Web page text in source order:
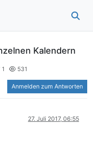
Kalendern
1 531
Anmelden zum Antworten
27. Juli 2017, 06:55